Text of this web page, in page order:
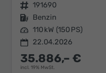
Fahrzeugnr. 191690
Kraftstoff Benzin
Leistung 110 kW (150 PS)
22.04.2026
35.886,– €
incl. 19% MwSt.